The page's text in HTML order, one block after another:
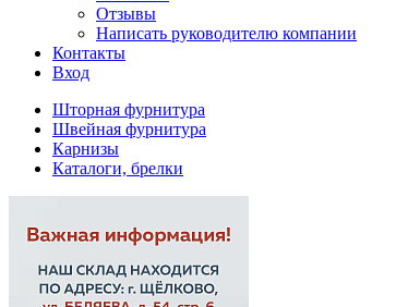
Отзывы
Написать руководителю компании
Контакты
Вход
Шторная фурнитура
Швейная фурнитура
Карнизы
Каталоги, брелки